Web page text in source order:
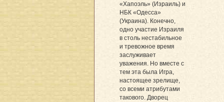
«Хапоэль» (Израиль) и
НБК «Одесса»
(Украина). Конечно,
одно участие Израиля
в столь нестабильное
и тревожное время
заслуживает
уважения. Но вместе с
тем эта была Игра,
настоящее зрелище,
со всеми атрибутами
такового. Дворец